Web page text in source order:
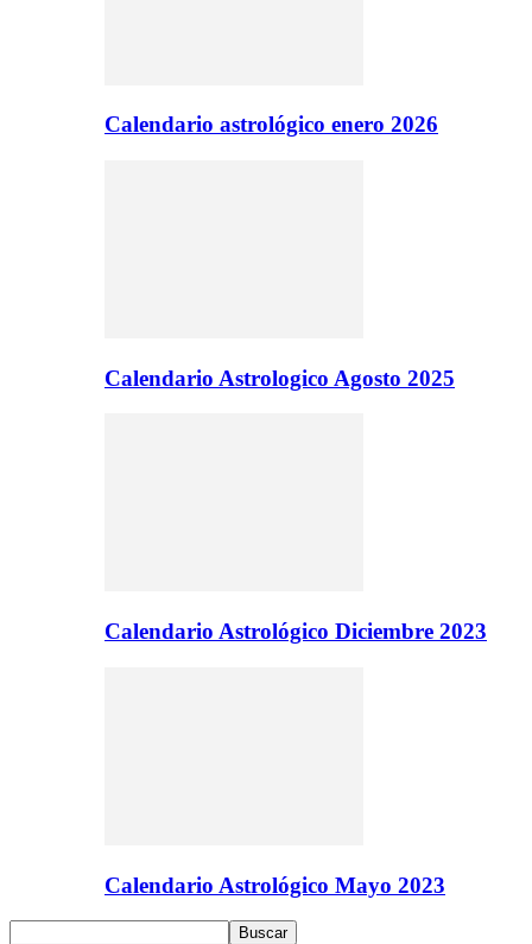
Calendario astrológico enero 2026
Calendario Astrologico Agosto 2025
Calendario Astrológico Diciembre 2023
Calendario Astrológico Mayo 2023